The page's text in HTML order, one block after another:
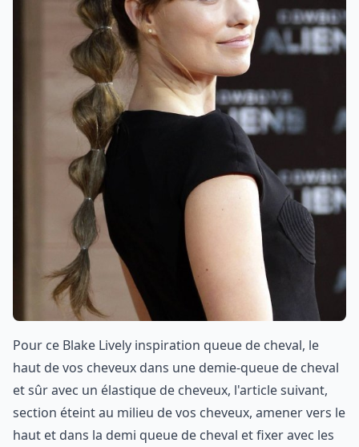
Pour ce Blake Lively inspiration queue de cheval, le
haut de vos cheveux dans une demie-queue de cheval
et sûr avec un élastique de cheveux, l'article suivant,
section éteint au milieu de vos cheveux, amener vers le
haut et dans la demi queue de cheval et fixer avec les